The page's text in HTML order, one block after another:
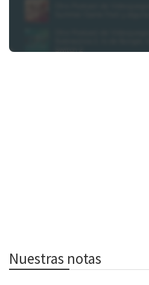
Nuestras notas